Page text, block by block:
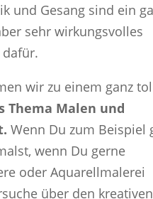
und Gesang sind ein
sehr wirkungsvolles
wir zu einem ganz
Thema Malen und
Wenn Du zum Beispiel
wenn Du gerne
oder Aquarellmalerei
über den kreativen